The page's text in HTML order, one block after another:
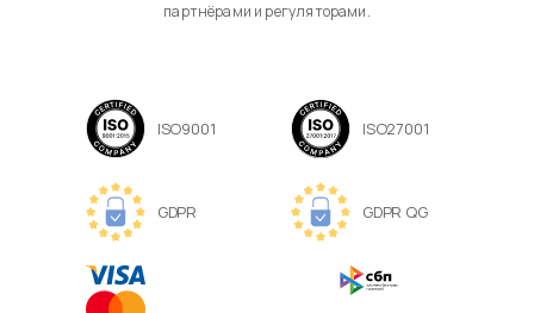
партнёрами и регуляторами.
ISO9001 ISO27001
GDPR GDPR QG